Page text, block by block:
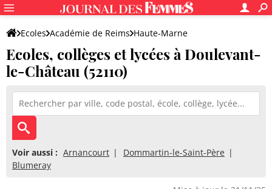
Ecoles Académie de Reims Haute-Marne
Ecoles, collèges et lycées à Doulevant-
le-Château (52110)
Voir aussi : Arnancourt
Dommartin-le-Saint-Père
Blumeray